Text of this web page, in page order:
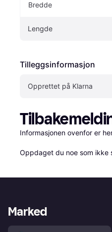
Bredde
Lengde
Tilleggsinformasjon
Opprettet på Klarna
Informasjonen ovenfor er
Oppdaget du noe som
Marked